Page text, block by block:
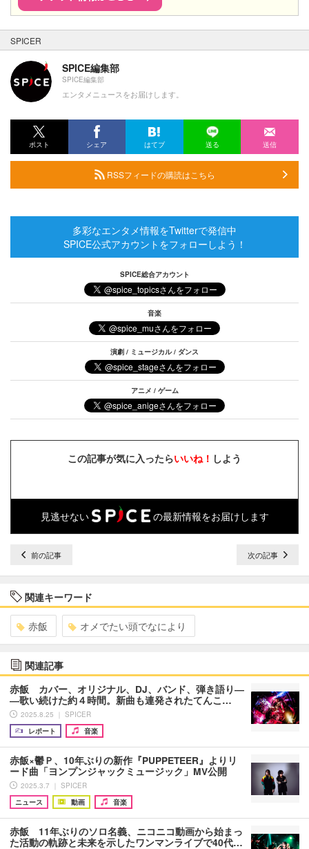
SPICER
SPICE編集部
SPICE編集部
エンタメニュースをお届けします。
ポスト シェア はてブ 送る 送信
RSSフィードの購読はこちら
多彩なエンタメ情報をTwitterで発信中
SPICE公式アカウントをフォローしよう！
SPICE総合アカウント
音楽
演劇 / ミュージカル / ダンス
アニメ / ゲーム
この記事が気に入ったらいいね！ しよう
見逃せない の最新情報をお届けします
前の記事 次の記事
関連キーワード
赤飯 オメでたい頭でなにより
関連記事
赤飯 カバー、オリジナル、DJ、バンド、弾き語り―
―歌い続けた約４時間。新曲も連発されたてんこ…
2025.8.25 ｜ SPICER
レポート
音楽
赤飯×鬱Ｐ、10年ぶりの新作『PUPPETEER』よりリ
ード曲「ヨンプンジャックミュージック」MV公開
2025.3.7 ｜ SPICER
ニュース
動画 音楽
赤飯 11年ぶりのソロ名義、ニコニコ動画から始まっ
た活動の軌跡と未来を示したワンマンライブで40代…